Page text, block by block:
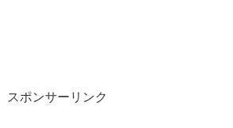
スポンサーリンク